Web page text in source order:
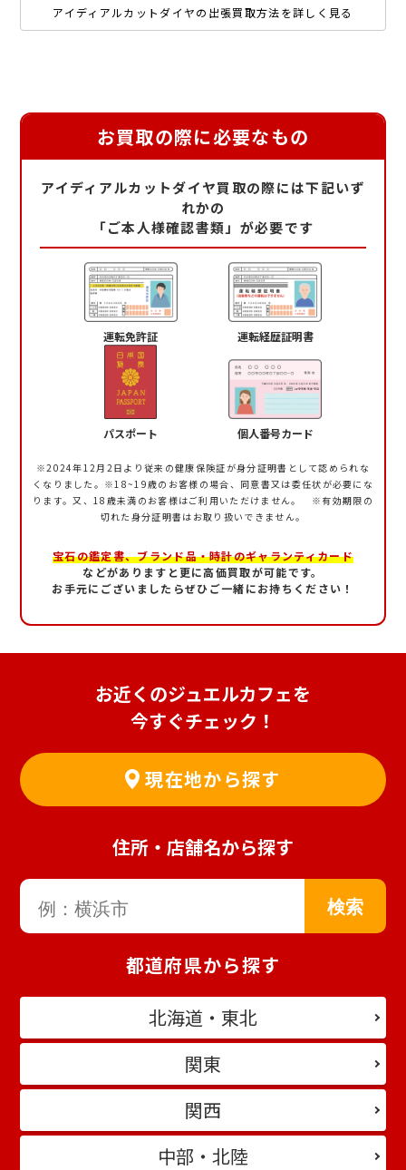
アイディアルカットダイヤの出張買取方法を詳しく見る
お買取の際に必要なもの
アイディアルカットダイヤ買取の際には下記いず
れかの
「ご本人様確認書類」が必要です
運転免許証 運転経歴証明書
パスポート 個人番号カード
※2024年12月2日より従来の健康保険証が身分証明書として認められな
くなりました。 ※18~19歳のお客様の場合、同意書又は委任状が必要にな
ります。又、18歳未満のお客様はご利用いただけません。 ※有効期限の
切れた身分証明書はお取り扱いできません。
宝石の鑑定書、ブランド品・時計のギャランティカード
などがありますと更に高価買取が可能です。
お手元にございましたらぜひご一緒にお持ちください！
お近くのジュエルカフェを
今すぐチェック！
現在地から探す
住所・店舗名から探す
都道府県から探す
北海道・東北
関東
関西
中部・北陸